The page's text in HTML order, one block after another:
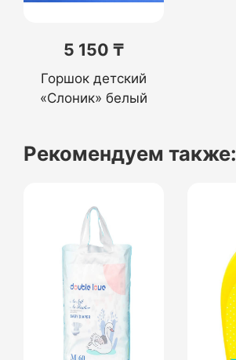
5 150 ₸
Горшок детский
«Слоник» белый
Рекомендуем также: